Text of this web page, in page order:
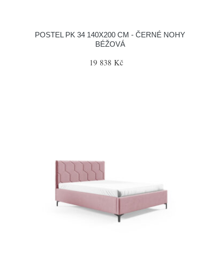
POSTEL PK 34 140X200 CM - ČERNÉ NOHY
BÉŽOVÁ
19 838 Kč